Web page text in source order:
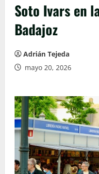
Soto Ivars en
Badajoz
Adrián Tejeda
mayo 20, 2026